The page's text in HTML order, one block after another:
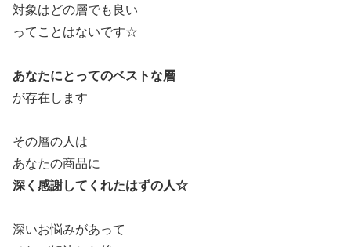
対象はどの層でも良い
ってことはないです☆
あなたにとってのベストな層
が存在します
その層の人は
あなたの商品に
深く感謝してくれたはずの人☆
深いお悩みがあって